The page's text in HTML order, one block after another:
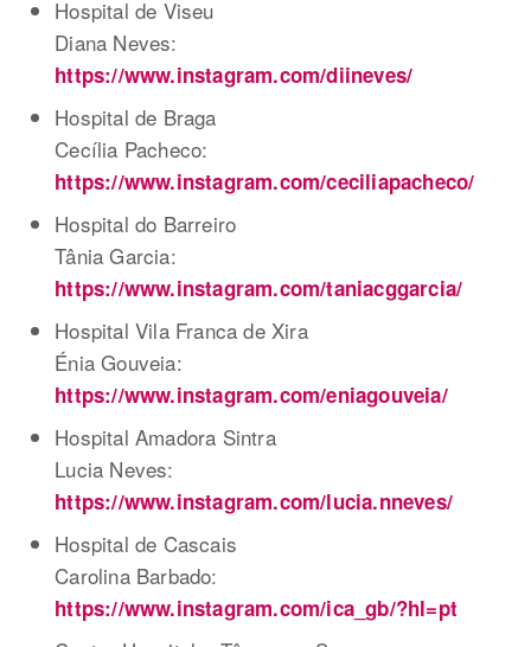
Hospital de Viseu
Diana Neves:
https://www.instagram.com/diineves/
Hospital de Braga
Cecília Pacheco:
https://www.instagram.com/ceciliapacheco/
Hospital do Barreiro
Tânia Garcia:
https://www.instagram.com/taniacggarcia/
Hospital Vila Franca de Xira
Énia Gouveia:
https://www.instagram.com/eniagouveia/
Hospital Amadora Sintra
Lucia Neves:
https://www.instagram.com/lucia.nneves/
Hospital de Cascais
Carolina Barbado:
https://www.instagram.com/ica_gb/?hl=pt